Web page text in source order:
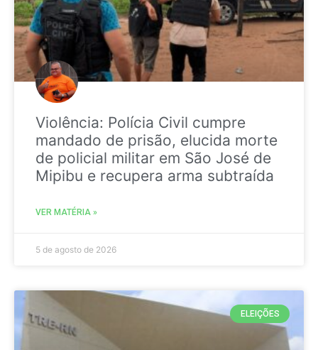
Violência: Polícia Civil cumpre
mandado de prisão, elucida morte
de policial militar em São José de
Mipibu e recupera arma subtraída
VER MATÉRIA »
5 de agosto de 2026
ELEIÇÕES